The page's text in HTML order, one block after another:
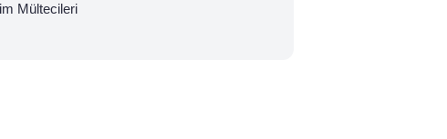
Mültecileri